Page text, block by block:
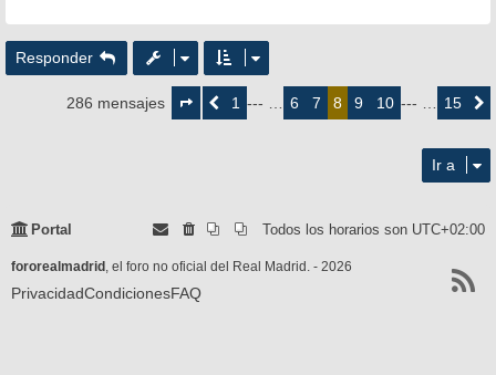
e
Responder
286 mensajes
Página
deAnterior1 --- … 6 7 8 9 10 --- … 15
Ir a
Portal Todos los horarios son UTC+02:00
fororealmadrid , el foro no oficial del Real Madrid. - 2026
PrivacidadCondicionesFAQ